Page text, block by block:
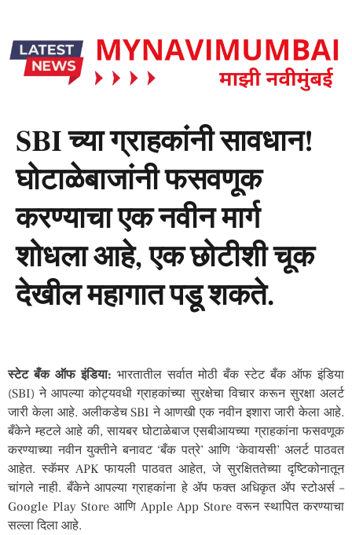
SBI च्या ग्राहकांनी सावधान!
घोटाळेबाजांनी फसवणूक
करण्याचा एक नवीन मार्ग
शोधला आहे, एक छोटीशी चूक
देखील महागात पडू शकते.
स्टेट बँक ऑफ इंडिया: भारतातील सर्वात मोठी बँक स्टेट बँक ऑफ इंडिया
(SBI) ने आपल्या कोट्यवधी ग्राहकांच्या सुरक्षेचा विचार करून सुरक्षा अलर्ट
जारी केला आहे. अलीकडेच SBI ने आणखी एक नवीन इशारा जारी केला आहे.
बँकेने म्हटले आहे की, सायबर घोटाळेबाज एसबीआयच्या ग्राहकांना फसवणूक
करण्याच्या नवीन युक्तीने बनावट ‘बँक पत्रे’ आणि ‘केवायसी’ अलर्ट पाठवत
आहेत. स्कॅमर APK फायली पाठवत आहेत, जे सुरक्षिततेच्या दृष्टिकोनातून
चांगले नाही. बँकेने आपल्या ग्राहकांना हे ॲप फक्त अधिकृत ॲप स्टोअर्स –
Google Play Store आणि Apple App Store वरून स्थापित करण्याचा
सल्ला दिला आहे.